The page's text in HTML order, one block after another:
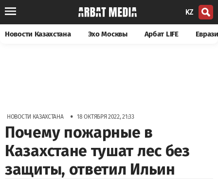
KZ
Новости Казахстана Эхо Москвы Арбат LIFE
НОВОСТИ КАЗАХСТАНА • 18 ОКТЯБРЯ 2022, 21:33
Почему пожарные в
Казахстане тушат лес без
защиты, ответил Ильин